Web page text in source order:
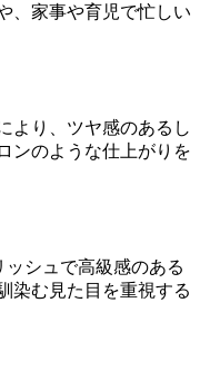
、家事や育児で忙しい
より、ツヤ感のあるし
ンのような仕上がりを
シュで高級感のある
染む見た目を重視する